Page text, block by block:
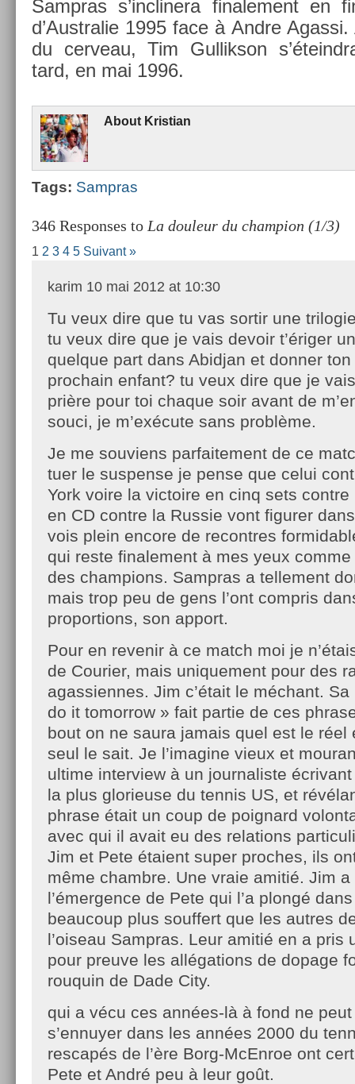
Sampras s’inclinera fin­ale­ment en
d’Australie 1995 face à Andre Agas­si.
du cer­veau, Tim Gul­likson
tard, en mai 1996.
About Kris­tian
Tags: Sampras
346 Responses to La douleur du champion (1/3)
1 2 3 4 5 Suivant »
karim 10 mai 2012 at 10:30
Tu veux dire que tu vas sortir une
tu veux dire que je vais devoir t’ériger
quelque part dans Abidjan et donner
prochain enfant? tu veux dire que je
prière pour toi chaque soir avant de
souci, je m’exécute sans problème.
Je me souviens parfaitement de ce
tuer le suspense je pense que celui
York voire la victoire en cinq sets contre
en CD contre la Russie vont figurer
vois plein encore de recontres
qui reste finalement à mes yeux
des champions. Sampras a tellement
mais trop peu de gens l’ont compris
proportions, son apport.
Pour en revenir à ce match moi je
de Courier, mais uniquement pour des
agassiennes. Jim c’était le méchant.
do it tomorrow » fait partie de ces
bout on ne saura jamais quel est le réel
seul le sait. Je l’imagine vieux et
ultime interview à un journaliste écrivant
la plus glorieuse du tennis US, et
phrase était un coup de poignard
avec qui il avait eu des relations
Jim et Pete étaient super proches, ils
même chambre. Une vraie amitié. Jim
l’émergence de Pete qui l’a plongé
beaucoup plus souffert que les autres
l’oiseau Sampras. Leur amitié en a pris
pour preuve les allégations de dopage
rouquin de Dade City.
qui a vécu ces années-là à fond ne
s’ennuyer dans les années 2000 du
rescapés de l’ère Borg-McEnroe ont
Pete et André peu à leur goût.